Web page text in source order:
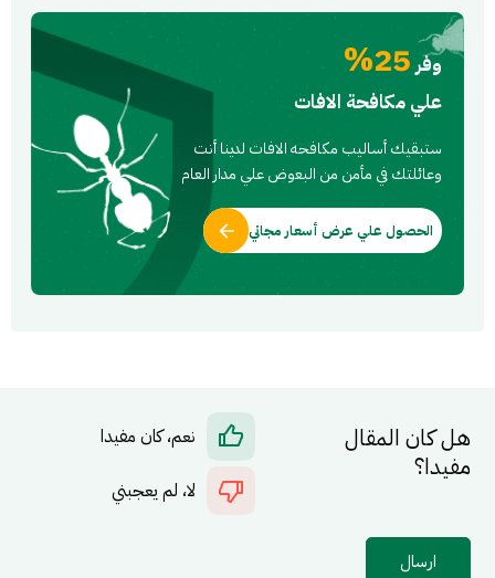
وفر25%
علي مكافحة الافات
ستبقيك أساليب مكافحه الافات لدينا أنت
وعائلتك في مأمن من البعوض علي مدار العام
الحصول علي عرض أسعار مجاني
هل كان المقال
مفيدا؟
نعم، كان مفيدا
لا، لم يعجبني
ارسال